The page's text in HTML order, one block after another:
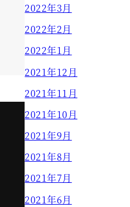
2022年3月
2022年2月
2022年1月
2021年12月
2021年11月
2021年10月
2021年9月
2021年8月
2021年7月
2021年6月